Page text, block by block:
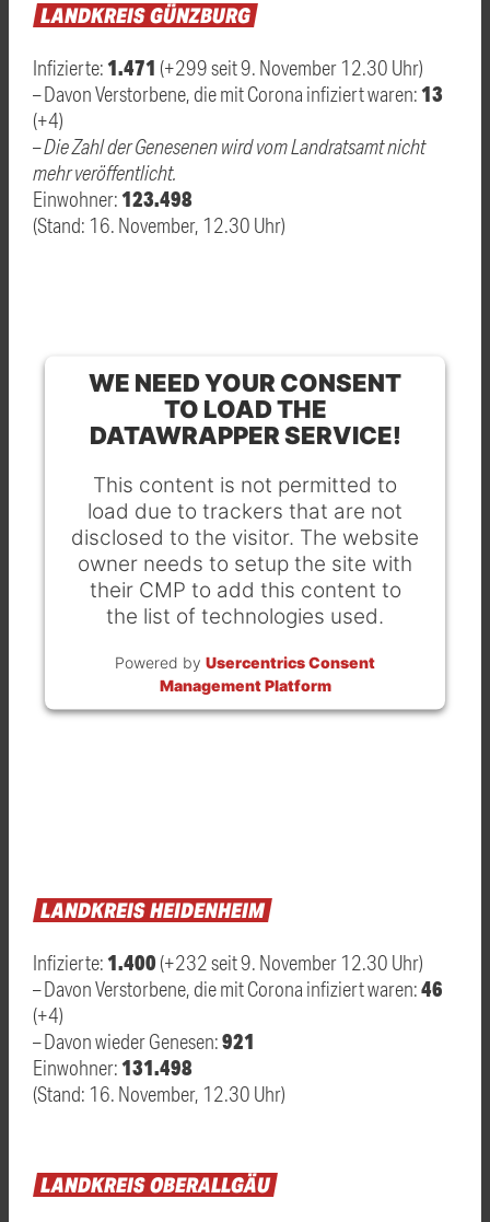
LANDKREISGÜNZBURG
Infizierte:1.471 (+299 seit 9. November 12.30 Uhr)
– Davon Verstorbene, die mit Corona infiziert waren:13
(+4)
–Die Zahl der Genesenen wird vom Landratsamt nicht
mehr veröffentlicht.
Einwohner:123.498
(Stand: 16. November, 12.30 Uhr)
WE NEED YOUR CONSENT
TO LOAD THE
DATAWRAPPER SERVICE!
This content is not permitted to
load due to trackers that are not
disclosed to the visitor. The website
owner needs to setup the site with
their CMP to add this content to
the list of technologies used.
Powered by Usercentrics Consent
Management Platform
LANDKREISHEIDENHEIM
Infizierte:1.400(+232 seit 9. November 12.30 Uhr)
– Davon Verstorbene, die mit Corona infiziert waren:46
(+4)
– Davon wieder Genesen:921
Einwohner:131.498
(Stand: 16. November, 12.30 Uhr)
LANDKREISOBERALLGÄU